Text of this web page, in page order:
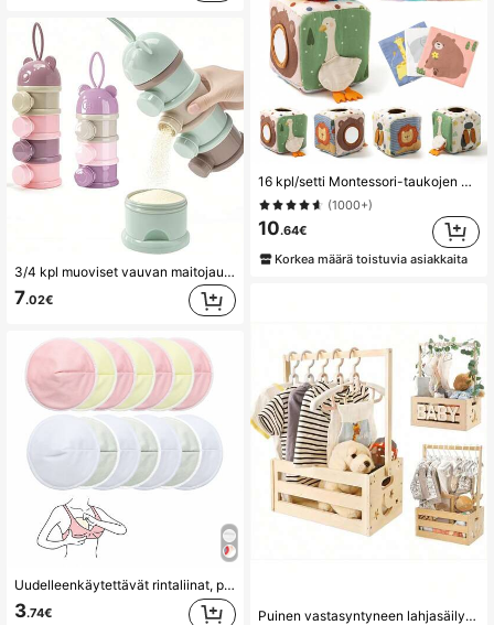
3/4 kpl muoviset vauvan maitojauhesäilytysastiat, kannettavat välipalalaatikot vauvalle ja taaperolle, käsin pestävä pyöreä ruoka-annostelija, äidille
7.02€
Uudelleenkäytettävät rintaliinat, pestävät - vuototiiviit rintaliinat - erittäin imukykyiset rintaliinat (suuret 4,7 tuumaa) (satunnainen väri)
3.74€
16 kpl/setti Montessori-taukojen varhaislapsuuden opetusleluja, sarjakuvaeläinten muodon tunnistusvärikäs monitoimilaatikko, simuloitu piirustuslelu
(1000+)
10.64€
Korkea määrä toistuvia asiakkaita
Puinen vastasyntyneen lahjasäilytyskaappi | vauvan säilytyslaatikko kahvoilla, vauvan kylpy- ja hoitotuotteiden lahjasäilytyskori, vastasyntyneen tervetulolahjalaatikko pojille ja tytöille, raskausmuistolahja uusille vanhemmille, Halloweenin lämmin rakkauslahja, luonnonpuinen vauvan säilytyslahjalaatikko, kannettava puinen vaatesäilytysteline, vastasyntyneen täysikuulahjakori, vauvan kylpy- ja hoitotuotteiden lahjakori, vastasyntyneen lahjakori, raskauslahja odottaville äideille, vastasyntyneen syntymän 100 päivän juhlahja, käytännöllinen ystävänpäivälahja uusille vanhemmille, puinen vauvanvaateteline säilytyslahjalaatikko